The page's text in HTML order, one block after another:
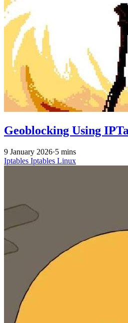
Geoblocking Using
9 January 2026·5 mins
Iptables Iptables Linux